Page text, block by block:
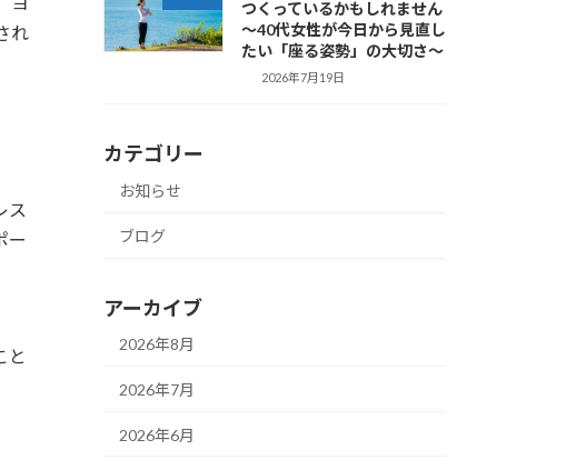
れ
ス
ー
と
つくっているかもしれません
～40代女性が今日から見直し
たい「座る姿勢」の大切さ～
2026年7月19日
カテゴリー
お知らせ
ブログ
アーカイブ
2026年8月
2026年7月
2026年6月